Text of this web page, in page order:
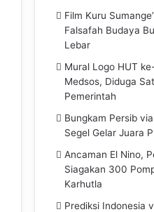
Film Kuru
Falsafah Budaya
Lebar
Mural Logo HUT
Medsos, Diduga
Pemerintah
Bungkam Persib
Segel Gelar Juara
Ancaman El Nino,
Siagakan 300
Karhutla
Prediksi Indonesia